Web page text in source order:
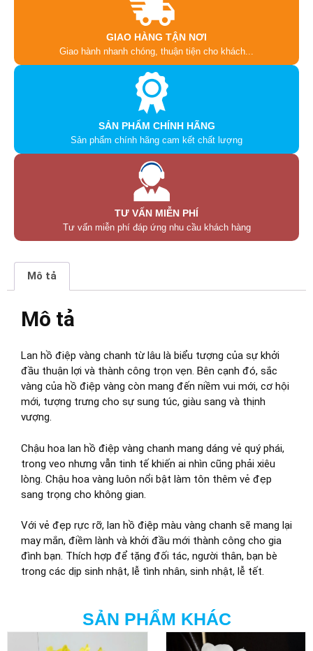
GIAO HÀNG TẬN NƠI
Giao hành nhanh chóng, thuận tiện cho khách...
SẢN PHẨM CHÍNH HÃNG
Sản phẩm chính hãng cam kết chất lượng
TƯ VẤN MIỄN PHÍ
Tư vấn miễn phí đáp ứng nhu cầu khách hàng
Mô tả
Mô tả
Lan hồ điệp vàng chanh từ lâu là biểu tượng của sự khởi
đầu thuận lợi và thành công trọn vẹn. Bên cạnh đó, sắc
vàng của hồ điệp vàng còn mang đến niềm vui mới, cơ hội
mới, tượng trưng cho sự sung túc, giàu sang và thịnh
vượng.
Chậu hoa lan hồ điệp vàng chanh mang dáng vẻ quý phái,
trong veo nhưng vẫn tinh tế khiến ai nhìn cũng phải xiêu
lòng. Chậu hoa vàng luôn nổi bật làm tôn thêm vẻ đẹp
sang trọng cho không gian.
Với vẻ đẹp rực rỡ, lan hồ điệp màu vàng chanh sẽ mang lại
may mắn, điềm lành và khởi đầu mới thành công cho gia
đình bạn. Thích hợp để tặng đối tác, người thân, bạn bè
trong các dịp sinh nhật, lễ tình nhân, sinh nhật, lễ tết.
SẢN PHẨM KHÁC